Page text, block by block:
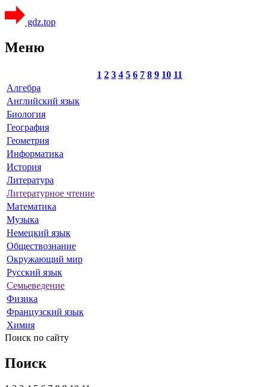
gdz.top
Меню
1 2 3 4 5 6 7 8 9 10 11
Алгебра
Английский язык
Биология
География
Геометрия
Информатика
История
Литература
Литературное чтение
Математика
Музыка
Немецкий язык
Обществознание
Окружающий мир
Русский язык
Семьеведение
Физика
Французский язык
Химия
Поиск по сайту
Поиск